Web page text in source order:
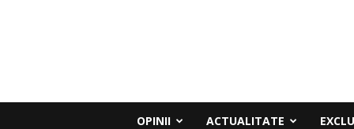
OPINII ACTUALITATE